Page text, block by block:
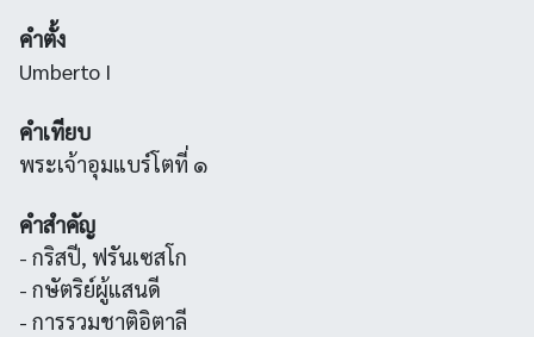
คำตั้ง
Umberto I
คำเทียบ
พระเจ้าอุมแบร์โตที่ ๑
คำสำคัญ
- กริสปี, ฟรันเซสโก
- กษัตริย์ผู้แสนดี
- การรวมชาติอิตาลี